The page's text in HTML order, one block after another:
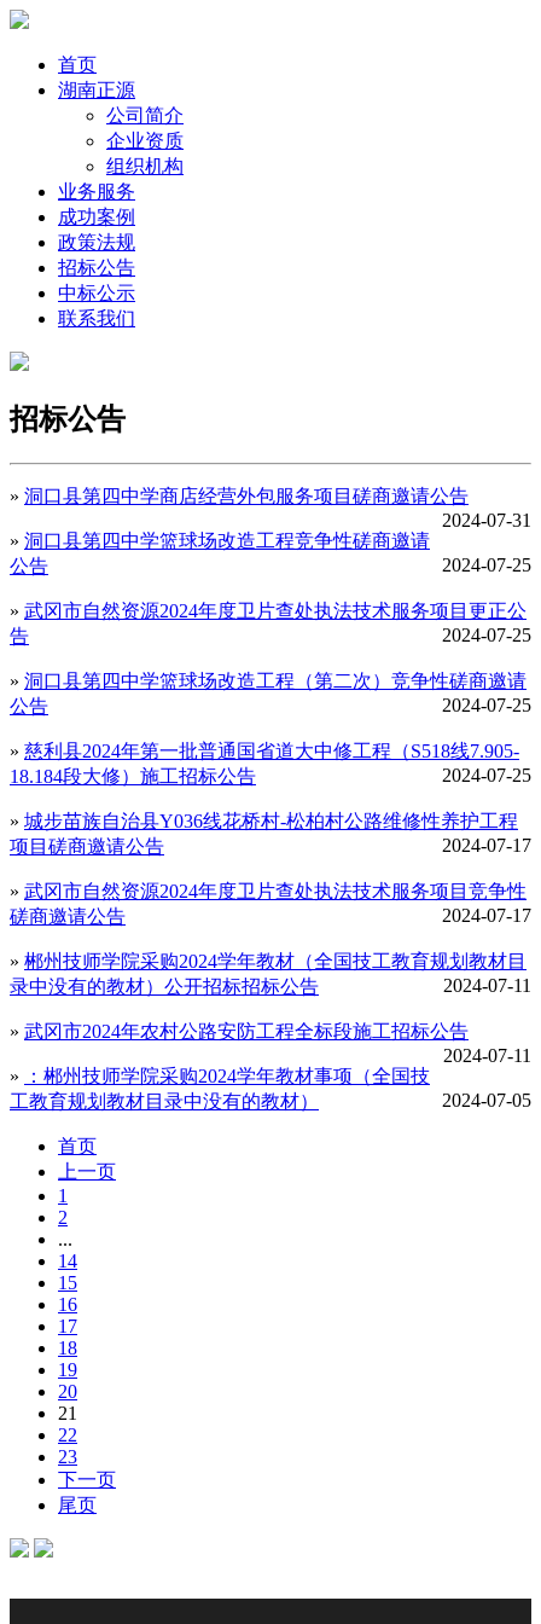
首页
湖南正源
公司简介
企业资质
组织机构
业务服务
成功案例
政策法规
招标公告
中标公示
联系我们
招标公告
» 洞口县第四中学商店经营外包服务项目磋商邀请公告
2024-07-31
» 洞口县第四中学篮球场改造工程竞争性磋商邀请
公告
2024-07-25
» 武冈市自然资源2024年度卫片查处执法技术服务项目更正公
告
2024-07-25
» 洞口县第四中学篮球场改造工程（第二次）竞争性磋商邀请
公告
2024-07-25
» 慈利县2024年第一批普通国省道大中修工程（S518线7.905-
18.184段大修）施工招标公告
2024-07-25
» 城步苗族自治县Y036线花桥村-松柏村公路维修性养护工程
项目磋商邀请公告
2024-07-17
» 武冈市自然资源2024年度卫片查处执法技术服务项目竞争性
磋商邀请公告
2024-07-17
» 郴州技师学院采购2024学年教材（全国技工教育规划教材目
录中没有的教材）公开招标招标公告
2024-07-11
» 武冈市2024年农村公路安防工程全标段施工招标公告
2024-07-11
»
：郴州技师学院采购2024学年教材事项（全国技
工教育规划教材目录中没有的教材）
2024-07-05
首页
上一页
1
2
...
14
15
16
17
18
19
20
21
22
23
下一页
尾页